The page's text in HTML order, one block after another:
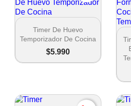
 Vista rápida
Timer De Huevo
Temporizador De Cocina
$5.990
Crear lista de deseos